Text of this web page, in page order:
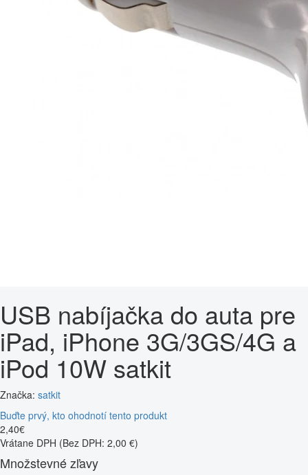
USB nabíjačka do auta pre
iPad, iPhone 3G/3GS/4G a
iPod 10W satkit
Značka: satkit
Buďte prvý, kto ohodnotí tento produkt
2,40€
Vrátane DPH (Bez DPH: 2,00 €)
Množstevné zľavy